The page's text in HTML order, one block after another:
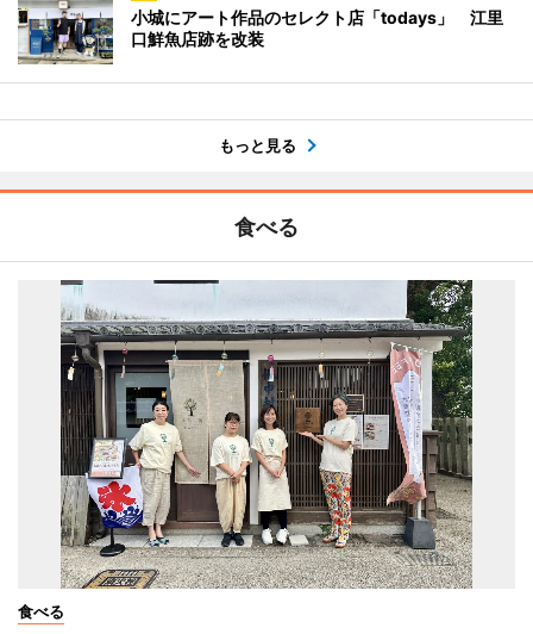
小城にアート作品のセレクト店「todays」 江里
口鮮魚店跡を改装
もっと見る
食べる
食べる